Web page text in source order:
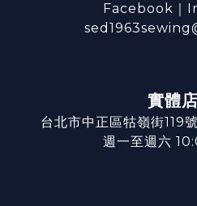
Facebook ｜
實體
台北市中正區牯嶺街
週一至週六